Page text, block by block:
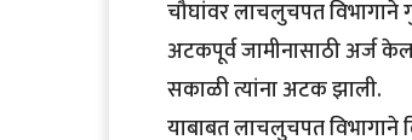
चौघांवर लाचलुचपत विभागाने
अटकपूर्व जामीनासाठी अर्ज
सकाळी त्यांना अटक झाली.
याबाबत लाचलुचपत विभागाने